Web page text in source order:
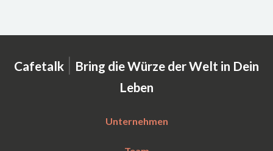
Cafetalk | Bring die Würze der Welt in Dein
Leben
Unternehmen